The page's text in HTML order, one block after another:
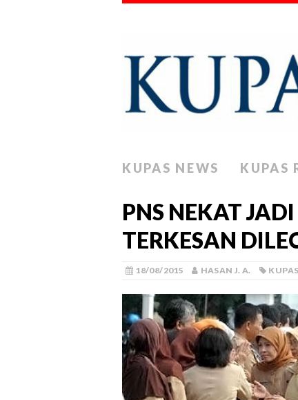
KUPAS NEWS KUPAS
PNS NEKAT
TERKESAN
18/08/2015 HASAN J. A.